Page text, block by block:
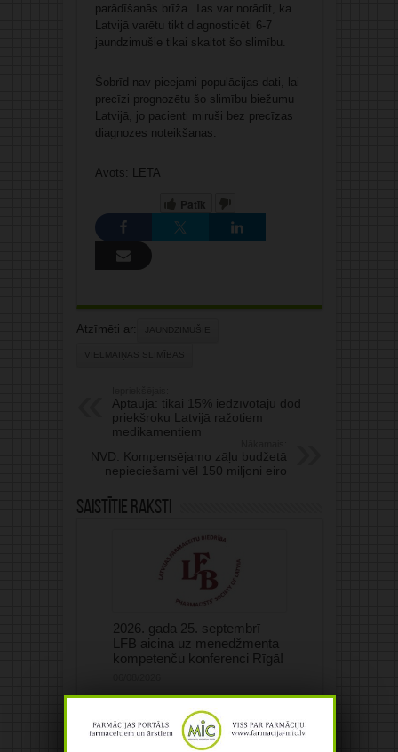
parādīšanās brīža. Tas var norādīt, ka
Latvijā varētu tikt diagnosticēti 6-7
jaundzimušie tikai skaitot šo slimību.
Šobrīd nav pieejami populācijas dati, lai
precīzi prognozētu šo slimību biežumu
Latvijā, jo pacienti miruši bez precīzas
diagnozes noteikšanas.
Avots: LETA
Patīk
Atzīmēti ar: JAUNDZIMUŠIE
VIELMAIŅAS SLIMĪBAS
Aptauja: tikai 15% iedzīvotāju dod
priekšroku Latvijā ražotiem
medikamentiem
NVD: Kompensējamo zāļu budžetā
nepieciešami vēl 150 miljoni eiro
Saistītie raksti
2026. gada 25. septembrī
LFB aicina uz menedžmenta
kompetenču konferenci Rīgā!
Medicīnisko elastīgo un
kompresijas izstrādājumu
ražotāja “Tonus Elast”